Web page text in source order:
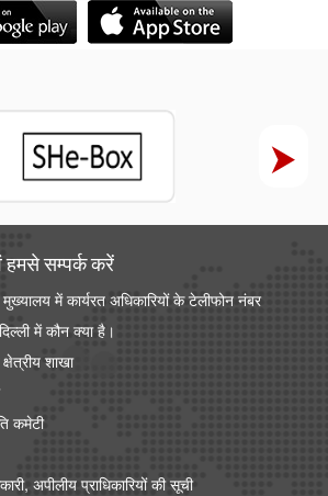
हमसे सम्‍पर्क करें
में कार्यरत अधिकारियों के टेलीफोन नंबर
में कौन क्या है।
शाखा
कमेटी
अपीलीय प्राधिकारियों की सूची